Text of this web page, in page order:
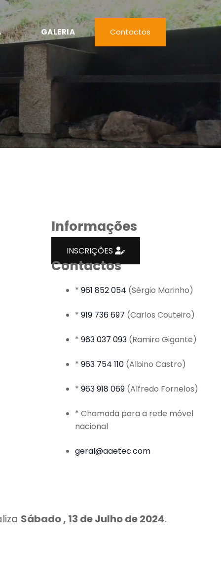
Contactos
GALERIA
Informações
INSCRIÇÕES
Contactos
* 961 852 054 (Sérgio Marinho)
* 919 736 697 (Carlos Couteiro)
* 963 037 093 (Ramiro Gigante)
* 963 754 110 (Albino Castro)
* 963 918 069 (Alfredo Fornelos)
* Chamada para a rede móvel
nacional
geral@aaetec.com
Sábado , 13 de Julho de 2024.